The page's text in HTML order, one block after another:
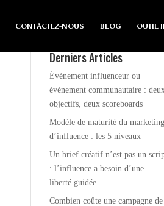
CONTACTEZ-NOUS BLOG OUTIL
Derniers Articles
Événement influenceur ou
événement communautaire :
objectifs, deux scoreboards
Modèle de maturité du marketing
d’influence : les 5 niveaux
Un brief créatif n’est pas un
: l’influence a besoin d’une
liberté guidée
Combien coûte une campagne de